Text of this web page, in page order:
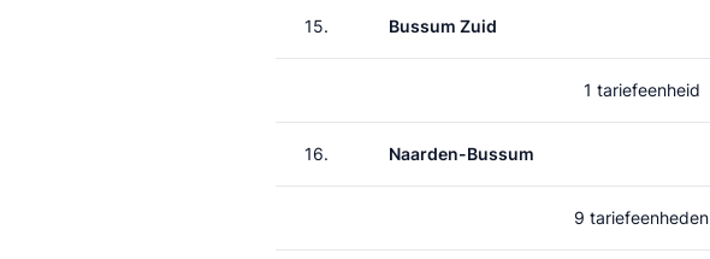
15. Bussum Zuid
1 tariefeenheid
16. Naarden-Bussum
9 tariefeenheden